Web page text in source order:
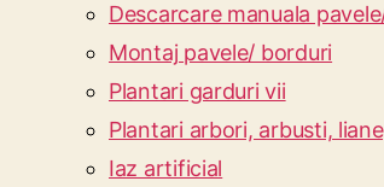
Descarcare manuala
Montaj pavele/ borduri
Plantari garduri vii
Plantari arbori, arbusti,
Iaz artificial